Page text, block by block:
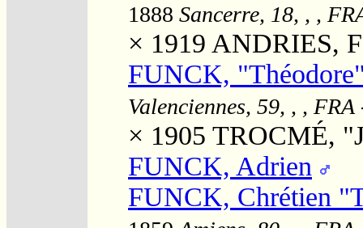
1888 Sancerre, 18, , ,
× 1919 ANDRIES,
FUNCK,
Valenciennes, 59, , , FRA
× 1905 TROCMÉ,
FUNCK, Adrien
FUNCK, Chrétien